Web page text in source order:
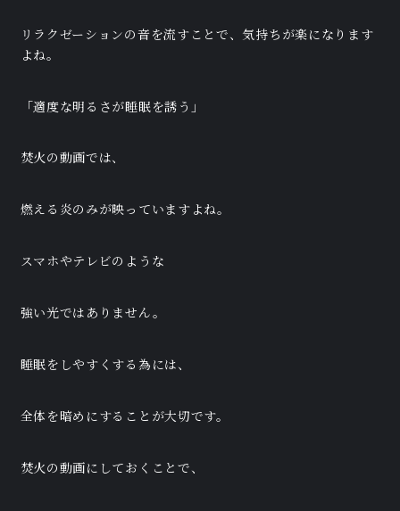
リラクゼーションの音を流すことで、気持ちが楽になります
よね。
「適度な明るさが睡眠を誘う」
焚火の動画では、
燃える炎のみが映っていますよね。
スマホやテレビのような
強い光ではありません。
睡眠をしやすくする為には、
全体を暗めにすることが大切です。
焚火の動画にしておくことで、